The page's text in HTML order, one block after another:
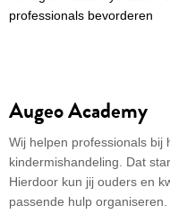
Augeo Academy
Wij helpen professionals bij
kindermishandeling. Dat
Hierdoor kun jij ouders en
passende hulp organiseren.
gebruikersvoorwaarden
Standaard
Op dit niveau
versturen gegevens